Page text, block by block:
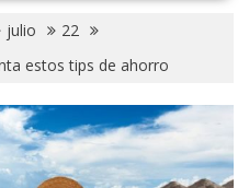
julio
22
estos tips de ahorro